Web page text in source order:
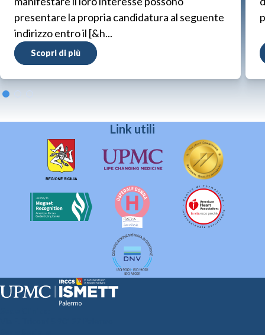
presentare la propria candidatura al seguente
indirizzo entro il [&h...
Scopri di più
Link utili